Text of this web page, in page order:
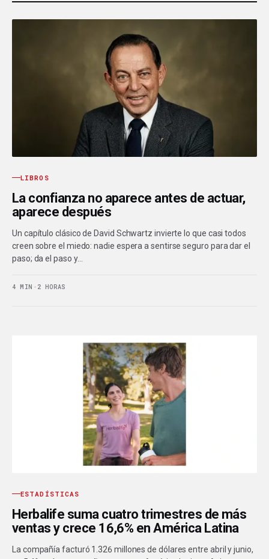
LIBROS
La confianza no aparece antes de actuar,
aparece después
Un capítulo clásico de David Schwartz invierte lo que casi todos
creen sobre el miedo: nadie espera a sentirse seguro para dar el
paso; da el paso y…
4 MIN · 2 HORAS
ESTADÍSTICAS
Herbalife suma cuatro trimestres de más
ventas y crece 16,6% en América Latina
La compañía facturó 1.326 millones de dólares entre abril y junio,